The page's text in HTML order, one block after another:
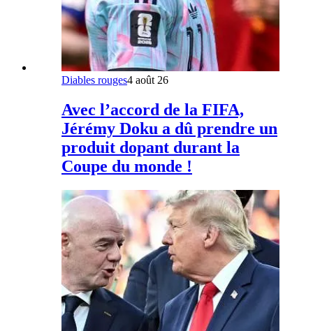
Diables rouges4 août 26
Avec l’accord de la FIFA,
Jérémy Doku a dû prendre un
produit dopant durant la
Coupe du monde !